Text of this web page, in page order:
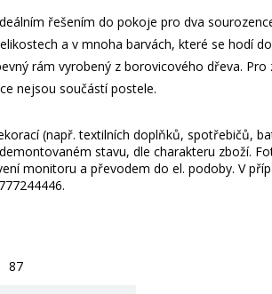
řešením do pokoje pro dva
a v mnoha barvách, které se hodí
rám vyrobený z borovicového dřeva.
nejsou součástí postele.
(např. textilních doplňků, spotřebičů,
stavu, dle charakteru zboží.
monitoru a převodem do el. podoby. V
87